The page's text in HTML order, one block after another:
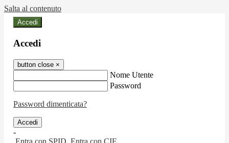
Salta al contenuto
Accedi
Accedi
button close ×
Nome Utente
Password
Password dimenticata?
-
Entra con SPID Entra con CIE